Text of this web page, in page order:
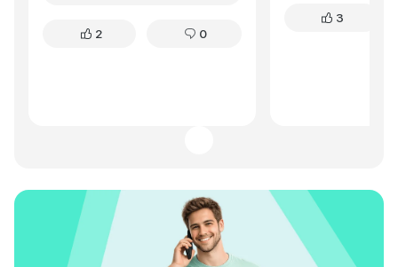
время эксплуатации никаких
2 0
приходилось
активного
нужен надежный и
вместительный
поездок на
задачи
3